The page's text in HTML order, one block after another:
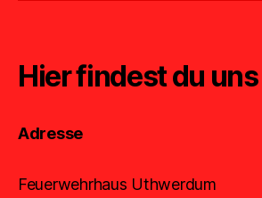
Hier findest du uns
Adresse
Feuerwehrhaus Uthwerdum